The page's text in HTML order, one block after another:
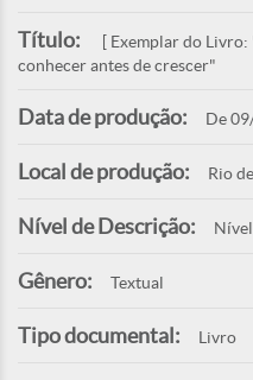
Título:
[ Exemplar do
conhecer antes de crescer"
Data de produção: De
Local de produção: Rio
Nível de Descrição:
Gênero: Textual
Tipo documental: Livro